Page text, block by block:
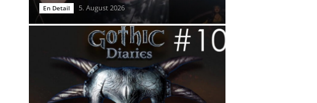
En Detail 5. August 2026